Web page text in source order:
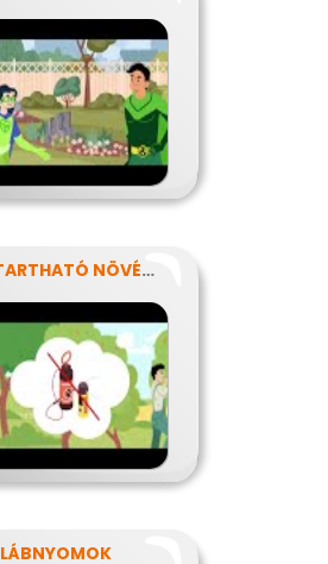
FENNTARTHATÓ NÖVÉNYVÉDELEM
LÁBNYOMOK